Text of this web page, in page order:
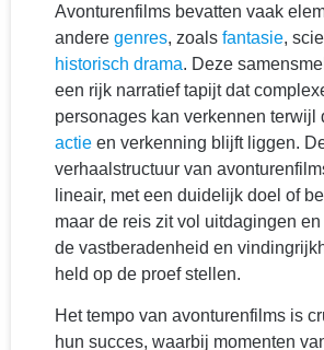
Avonturenfilms bevatten vaak
andere genres, zoals fantasie,
historisch drama. Deze
een rijk narratief tapijt dat
personages kan verkennen terwijl
actie en verkenning blijft liggen.
verhaalstructuur van
lineair, met een duidelijk doel of
maar de reis zit vol uitdagingen
de vastberadenheid en
held op de proef stellen.
Het tempo van avonturenfilms is
hun succes, waarbij momenten